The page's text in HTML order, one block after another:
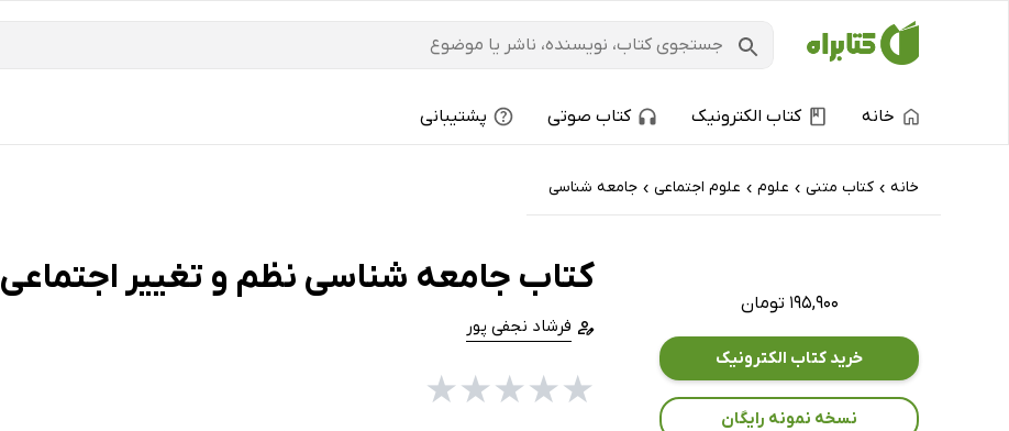
خانه کتاب الکترونیک کتاب صوتی پشتیبانی
خانه › کتاب‌ متنی › علوم › علوم اجتماعی › جامعه شناسی
۱۹۵,۹۰۰ تومان
خرید کتاب الکترونیک
نسخه نمونه رایگان
کتاب جامعه شناسی نظم و تغییر اجتماعی
فرشاد نجفی پور
★
★
★
★
★